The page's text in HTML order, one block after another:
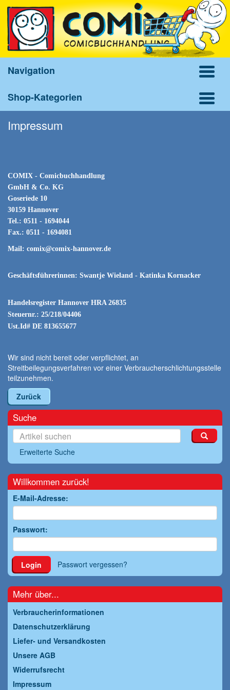
Navigation
Shop-Kategorien
Impressum
COMIX - Comicbuchhandlung
GmbH & Co. KG
Goseriede 10
30159 Hannover
Tel.: 0511 - 1694044
Fax.: 0511 - 1694081
Mail: comix@comix-hannover.de
Geschäftsführerinnen: Swantje Wieland - Katinka Kornacker
Handelsregister Hannover HRA 26835
Steuernr.: 25/218/04406
Ust.Id# DE 813655677
Wir sind nicht bereit oder verpflichtet, an
Streitbeilegungsverfahren vor einer Verbraucherschlichtungsstelle
teilzunehmen.
Zurück
Suche
Erweiterte Suche
Willkommen zurück!
E-Mail-Adresse:
Passwort:
Login Passwort vergessen?
Mehr über...
Verbraucherinformationen
Datenschutzerklärung
Liefer- und Versandkosten
Unsere AGB
Widerrufsrecht
Impressum